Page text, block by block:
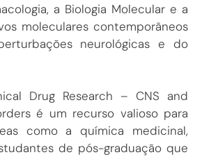
a Biologia Molecular e a
moleculares contemporâneos
neurológicas e do
Drug Research – CNS and
é um recurso valioso para
como a química medicinal,
de pós-graduação que